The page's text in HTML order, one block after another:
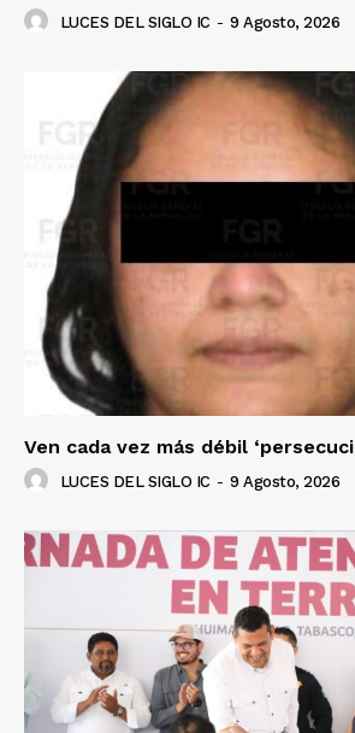
LUCES DEL SIGLO IC - 9 Agosto, 2026
Ven cada vez más débil
LUCES DEL SIGLO IC - 9 Agosto, 2026